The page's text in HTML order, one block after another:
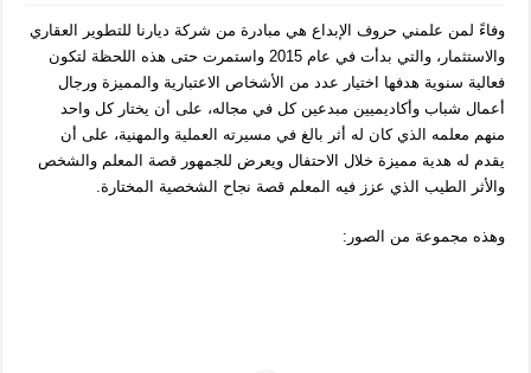
وفاءً لمن علمني حروف الإبداع هي مبادرة من شركة ديارنا للتطوير العقاري
والاستثمار، والتي بدأت في عام 2015 واستمرت حتى هذه اللحظة لتكون
فعالية سنوية هدفها اختيار عدد من الأشخاص الاعتبارية والمميزة ورجال
أعمال شباب وأكاديميين مبدعين كل في مجاله، على أن يختار كل واحد
منهم معلمه الذي كان له أثر بالغ في مسيرته العملية والمهنية، على أن
يقدم له هدية مميزة خلال الاحتفال ويعرض للجمهور قصة المعلم والشخص
والأثر الطيب الذي عزز فيه المعلم قصة نجاح الشخصية المختارة.
وهذه مجموعة من الصور: